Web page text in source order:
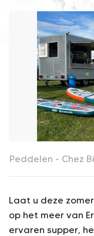
Peddelen - Chez
Laat u deze
op het meer van
ervaren supper,